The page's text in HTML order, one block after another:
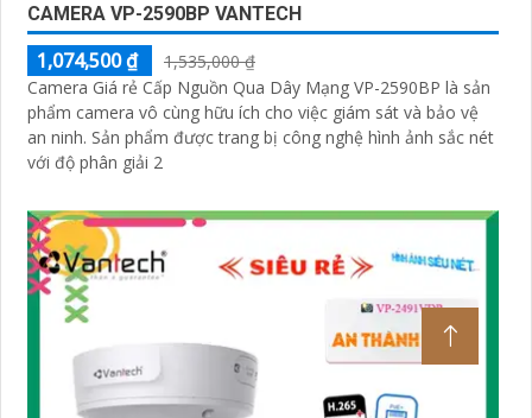
CAMERA VP-2590BP VANTECH
1,074,500 ₫
1,535,000 ₫
Camera Giá rẻ Cấp Nguồn Qua Dây Mạng VP-2590BP là sản
phẩm camera vô cùng hữu ích cho việc giám sát và bảo vệ
an ninh. Sản phẩm được trang bị công nghệ hình ảnh sắc nét
với độ phân giải 2